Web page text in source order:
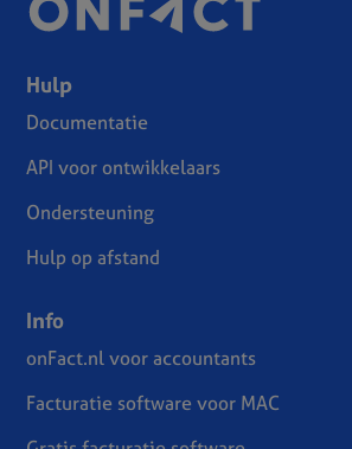
Hulp
Documentatie
API voor ontwikkelaars
Ondersteuning
Hulp op afstand
Info
onFact.nl voor accountants
Facturatie software voor MAC